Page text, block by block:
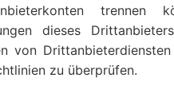
trennen
dieses
von
zu überprüfen.